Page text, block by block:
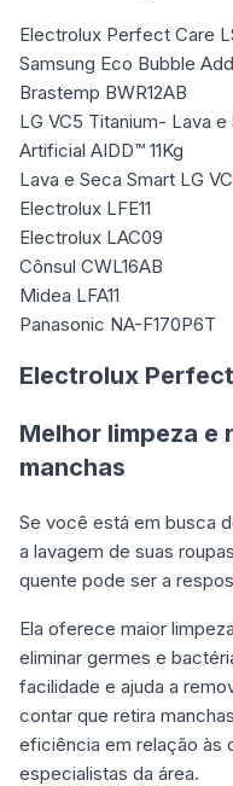
Electrolux Perfect Care
Samsung Eco Bubble
Brastemp BWR12AB
LG VC5 Titanium- Lava
Artificial AIDD™ 11Kg
Lava e Seca Smart LG
Electrolux LFE11
Electrolux LAC09
Cônsul CWL16AB
Midea LFA11
Panasonic NA-F170P6T
Electrolux Perfect
Melhor limpeza e
manchas
Se você está em busca
a lavagem de suas
quente pode ser a
Ela oferece maior
eliminar germes e
facilidade e ajuda a
contar que retira
eficiência em relação às
especialistas da área.